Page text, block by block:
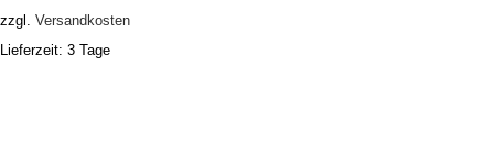
zzgl. Versandkosten
Lieferzeit: 3 Tage